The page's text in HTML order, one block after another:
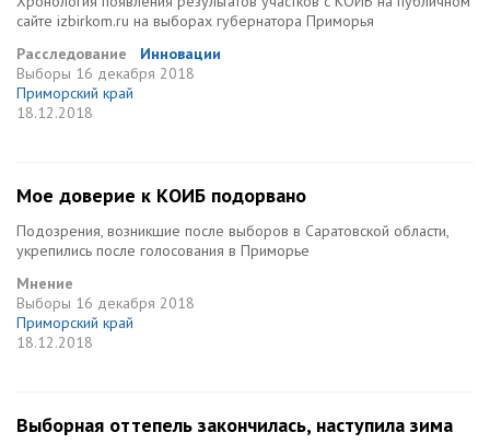
сайте izbirkom.ru на выборах губернатора Приморья
Расследование
Инновации
Выборы 16 декабря 2018
Приморский край
18.12.2018
Мое доверие к КОИБ подорвано
Подозрения, возникшие после выборов в Саратовской области,
укрепились после голосования в Приморье
Мнение
Выборы 16 декабря 2018
Приморский край
18.12.2018
Выборная оттепель закончилась, наступила зима